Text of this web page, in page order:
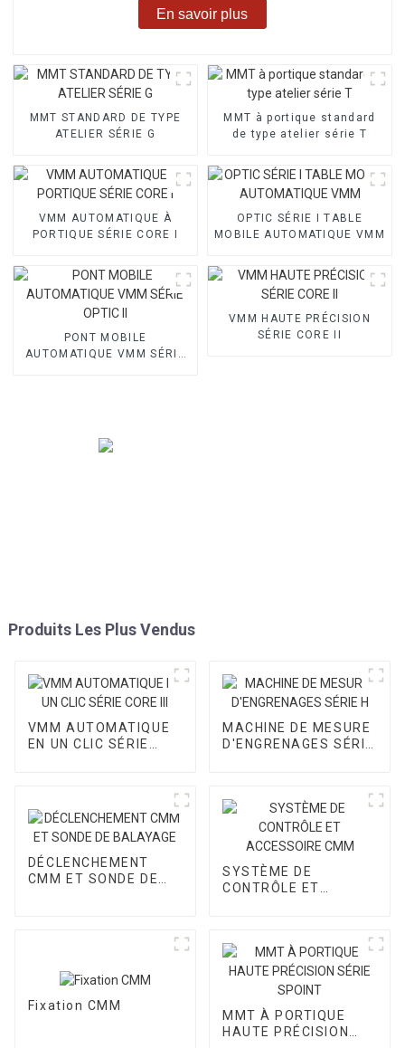
En savoir plus
MMT STANDARD DE TYPE
ATELIER SÉRIE G
MMT à portique standard
de type atelier série T
VMM AUTOMATIQUE À
PORTIQUE SÉRIE CORE I
OPTIC SÉRIE I TABLE
MOBILE AUTOMATIQUE VMM
PONT MOBILE
AUTOMATIQUE VMM SÉRIE
VMM HAUTE PRÉCISION
SÉRIE CORE II
Produits Les Plus Vendus
VMM AUTOMATIQUE
EN UN CLIC SÉRIE
MACHINE DE MESURE
D'ENGRENAGES SÉRIE
DÉCLENCHEMENT
CMM ET SONDE DE
SYSTÈME DE
CONTRÔLE ET
Fixation CMM
MMT À PORTIQUE
HAUTE PRÉCISION